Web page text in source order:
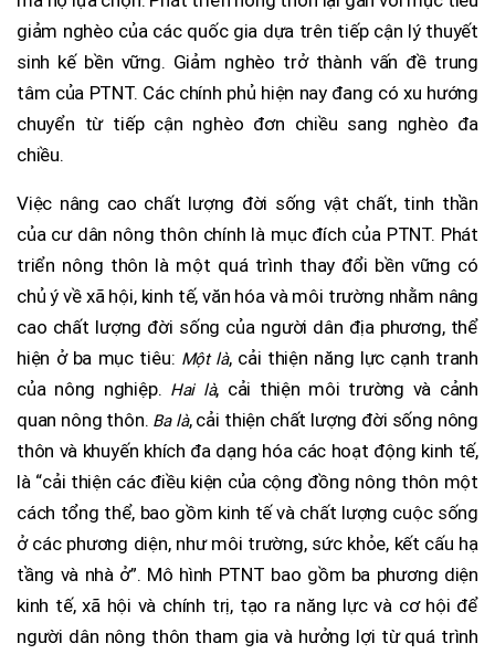
giảm nghèo của các quốc gia dựa trên tiếp cận lý thuyết
sinh kế bền vững. Giảm nghèo trở thành vấn đề trung
tâm của PTNT. Các chính phủ hiện nay đang có xu hướng
chuyển từ tiếp cận nghèo đơn chiều sang nghèo đa
chiều.
Việc nâng cao chất lượng đời sống vật chất, tinh thần
của cư dân nông thôn chính là mục đích của PTNT. Phát
triển nông thôn là một quá trình thay đổi bền vững có
chủ ý về xã hội, kinh tế, văn hóa và môi trường nhằm nâng
cao chất lượng đời sống của người dân địa phương, thể
hiện ở ba mục tiêu: Một là, cải thiện năng lực cạnh tranh
của nông nghiệp. Hai là, cải thiện môi trường và cảnh
quan nông thôn. Ba là, cải thiện chất lượng đời sống nông
thôn và khuyến khích đa dạng hóa các hoạt động kinh tế,
là “cải thiện các điều kiện của cộng đồng nông thôn một
cách tổng thể, bao gồm kinh tế và chất lượng cuộc sống
ở các phương diện, như môi trường, sức khỏe, kết cấu hạ
tầng và nhà ở”. Mô hình PTNT bao gồm ba phương diện
kinh tế, xã hội và chính trị, tạo ra năng lực và cơ hội để
người dân nông thôn tham gia và hưởng lợi từ quá trình